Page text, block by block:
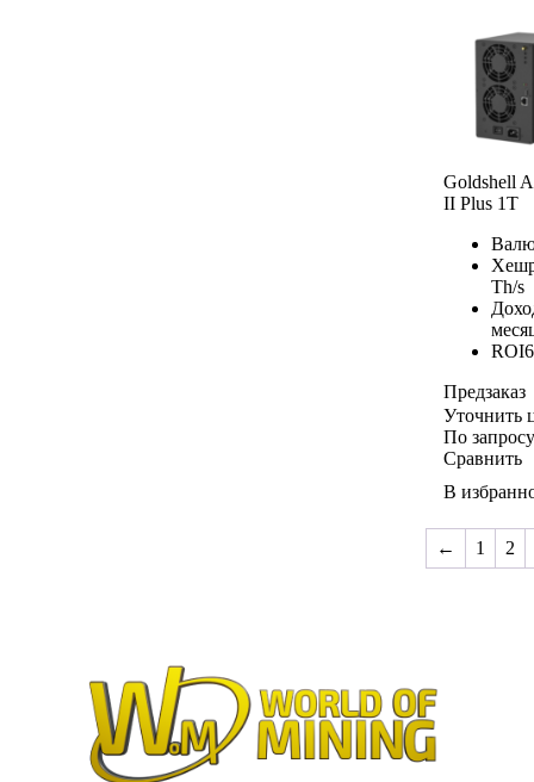
Goldshell
II Plus 1T
Th/s
ROI
Предзаказ
Уточнить
По запросу
Сравнить
В
← 1 2